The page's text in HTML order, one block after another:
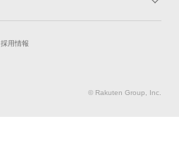
キャンペーン一覧
新車購入
採用情報
© Rakuten Group, Inc.